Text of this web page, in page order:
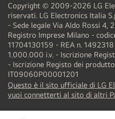
Copyright © 2009-2026 LG
riservati. LG Electronics Italia
- Sede legale Via Aldo Rossi 4,
Registro Imprese Milano -
11704130159 - REA n.
1.000.000 i.v. - Iscrizione
- Iscrizione Registo dei
IT09060P00001201
Questo è il sito ufficiale di LG
vuoi connetterti al sito di altri